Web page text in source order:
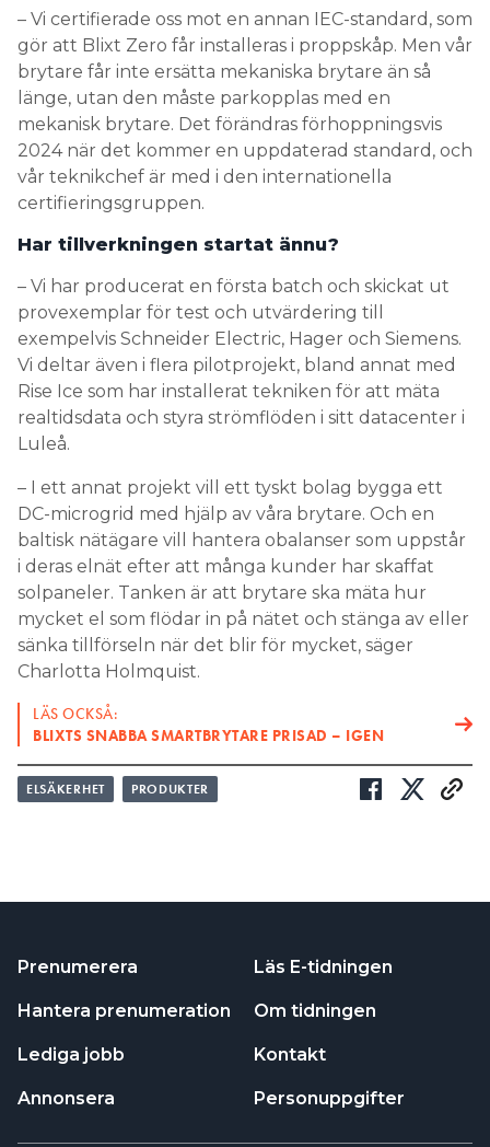
– Vi certifierade oss mot en annan IEC-standard, som
gör att Blixt Zero får installeras i proppskåp. Men vår
brytare får inte ersätta mekaniska brytare än så
länge, utan den måste parkopplas med en
mekanisk brytare. Det förändras förhoppningsvis
2024 när det kommer en uppdaterad standard, och
vår teknikchef är med i den internationella
certifieringsgruppen.
Har tillverkningen startat ännu?
– Vi har producerat en första batch och skickat ut
provexemplar för test och utvärdering till
exempelvis Schneider Electric, Hager och Siemens.
Vi deltar även i flera pilotprojekt, bland annat med
Rise Ice som har installerat tekniken för att mäta
realtidsdata och styra strömflöden i sitt datacenter i
Luleå.
– I ett annat projekt vill ett tyskt bolag bygga ett
DC-microgrid med hjälp av våra brytare. Och en
baltisk nätägare vill hantera obalanser som uppstår
i deras elnät efter att många kunder har skaffat
solpaneler. Tanken är att brytare ska mäta hur
mycket el som flödar in på nätet och stänga av eller
sänka tillförseln när det blir för mycket, säger
Charlotta Holmquist.
LÄS OCKSÅ:
BLIXTS SNABBA SMARTBRYTARE PRISAD – IGEN
ELSÄKERHET PRODUKTER
Prenumerera
Hantera prenumeration
Lediga jobb
Annonsera
Läs E-tidningen
Om tidningen
Kontakt
Personuppgifter